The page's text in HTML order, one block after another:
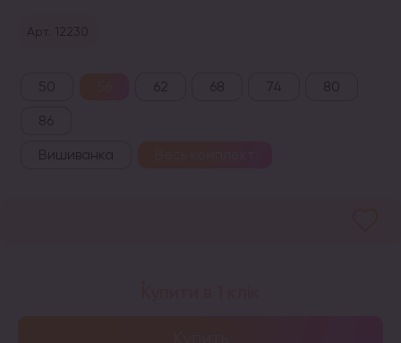
Арт. 12230
50 62 68 74
80
86
Вишиванка